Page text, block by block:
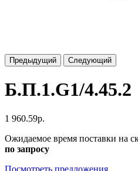
Предыдущий Следующий
Б.П.1.G1/4.45.2
1 960.59р.
Ожидаемое время поставки на
по запросу
Посмотреть предложения